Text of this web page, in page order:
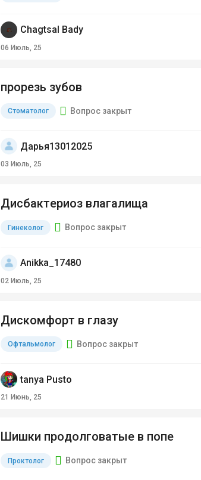
Chagtsal Bady
06 Июль, 25
прорезь зубов
Стоматолог Вопрос закрыт
Дарья13012025
03 Июль, 25
Дисбактериоз влагалища
Гинеколог Вопрос закрыт
Anikka_17480
02 Июль, 25
Дискомфорт в глазу
Офтальмолог Вопрос закрыт
tanya Pusto
21 Июнь, 25
Шишки продолговатые в попе
Проктолог Вопрос закрыт